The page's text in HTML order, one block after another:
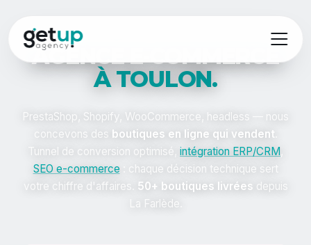
AGENCE E‑COMMERCE
À TOULON.
PrestaShop, Shopify, WooCommerce, headless — nous
concevons des boutiques en ligne qui vendent
Tunnel de conversion optimisé, intégration ERP/CRM
SEO e-commerce : chaque décision technique sert
votre chiffre d'affaires. 50+ boutiques livrées depuis
La Farlède.